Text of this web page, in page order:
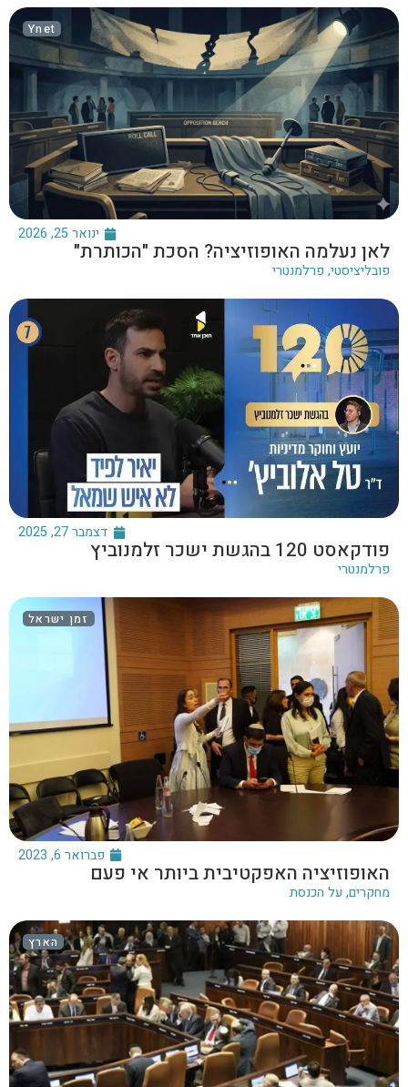
Ynet
ינואר 25, 2026
לאן נעלמה האופוזיציה? הסכת "הכותרת"
פובליציסטי, פרלמנטרי
דצמבר 27, 2025
פודקאסט 120 בהגשת ישכר זלמנוביץ
פרלמנטרי
זמן ישראל
פברואר 6, 2023
האופוזיציה האפקטיבית ביותר אי פעם
מחקרים, על הכנסת
הארץ